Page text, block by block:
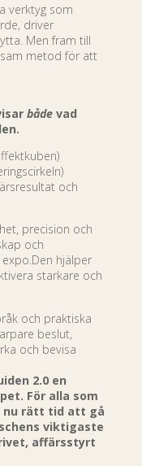
verktyg som
driver
Men fram till
metod för att
bådevad
och
precision och
och
hjälper
starkare och
och praktiska
beslut,
och bevisa
2.0 en
För alla som
nu rätt tid att gå
viktigaste
affärsstyrt